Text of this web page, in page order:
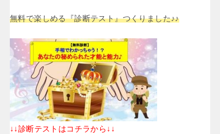
無料で楽しめる『診断テスト』つくりました♪♪
↓↓診断テストはコチラから↓↓